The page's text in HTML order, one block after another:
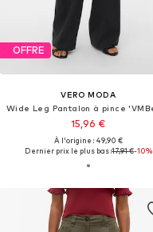
OFFRE
VERO MODA
15,96 €
À l'origine : 49,90 €
Dernier prix le plus bas :17,91 €-10%